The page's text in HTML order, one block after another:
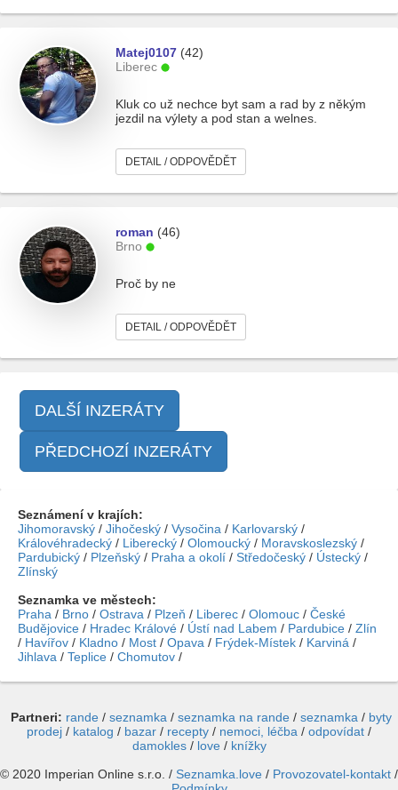
Matej0107 (42)
Liberec
Kluk co už nechce byt sam a rad by z někým
jezdil na výlety a pod stan a welnes.
DETAIL / ODPOVĚDĚT
roman (46)
Brno
Proč by ne
DETAIL / ODPOVĚDĚT
DALŠÍ INZERÁTY
PŘEDCHOZÍ INZERÁTY
Seznámení v krajích:
Jihomoravský / Jihočeský / Vysočina / Karlovarský /
Královéhradecký / Liberecký / Olomoucký / Moravskoslezský /
Pardubický / Plzeňský / Praha a okolí / Středočeský / Ústecký /
Zlínský
Seznamka ve městech:
Praha / Brno / Ostrava / Plzeň / Liberec / Olomouc / České
Budějovice / Hradec Králové / Ústí nad Labem / Pardubice / Zlín
/ Havířov / Kladno / Most / Opava / Frýdek-Místek / Karviná /
Jihlava / Teplice / Chomutov /
Partneri: rande/ seznamka / seznamka na rande/ seznamka / byty
prodej / katalog / bazar / recepty / nemoci, léčba / odpovídat /
damokles/ love/ knížky
© 2020 Imperian Online s.r.o. / Seznamka.love / Provozovatel-kontakt /